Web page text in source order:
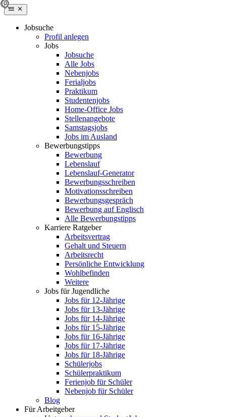
Jobsuche
Profil anlegen
Jobs
Jobsuche
Alle Jobs
Nebenjobs
Ferialjobs
Praktikum
Studentenjobs
Home-Office Jobs
Stellenangebote
Samstagsjobs
Jobs im Ausland
Bewerbungstipps
Bewerbung
Lebenslauf
Lebenslauf-Generator
Bewerbungsschreiben
Motivationsschreiben
Bewerbungsgespräch
Bewerbung auf Englisch
Alle Bewerbungstipps
Karriere Ratgeber
Arbeitsvertrag
Gehalt und Steuern
Arbeitsrecht
Persönliche Entwicklung
Wohlbefinden
Weitere
Jobs für Jugendliche
Jobs für 12-Jährige
Jobs für 13-Jährige
Jobs für 14-Jährige
Jobs für 15-Jährige
Jobs für 16-Jährige
Jobs für 17-Jährige
Jobs für 18-Jährige
Schülerjobs
Schülerpraktikum
Ferienjob für Schüler
Nebenjob für Schüler
Blog
Für Arbeitgeber